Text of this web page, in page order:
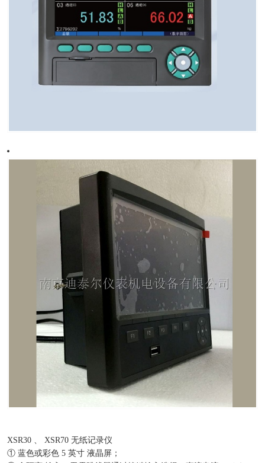
XSR30 、 XSR70 无纸记录仪
① 蓝色或彩色 5 英寸 液晶屏；